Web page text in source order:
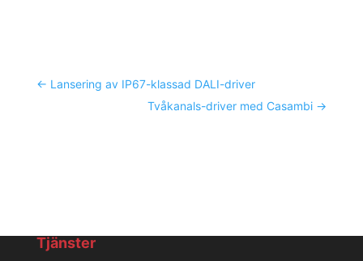
← Lansering av IP67-klassad DALI-driver
Tvåkanals-driver med Casambi →
Tjänster